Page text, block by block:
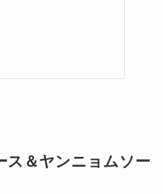
ス＆ヤンニョムソー